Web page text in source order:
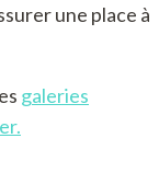
une place à
galeries